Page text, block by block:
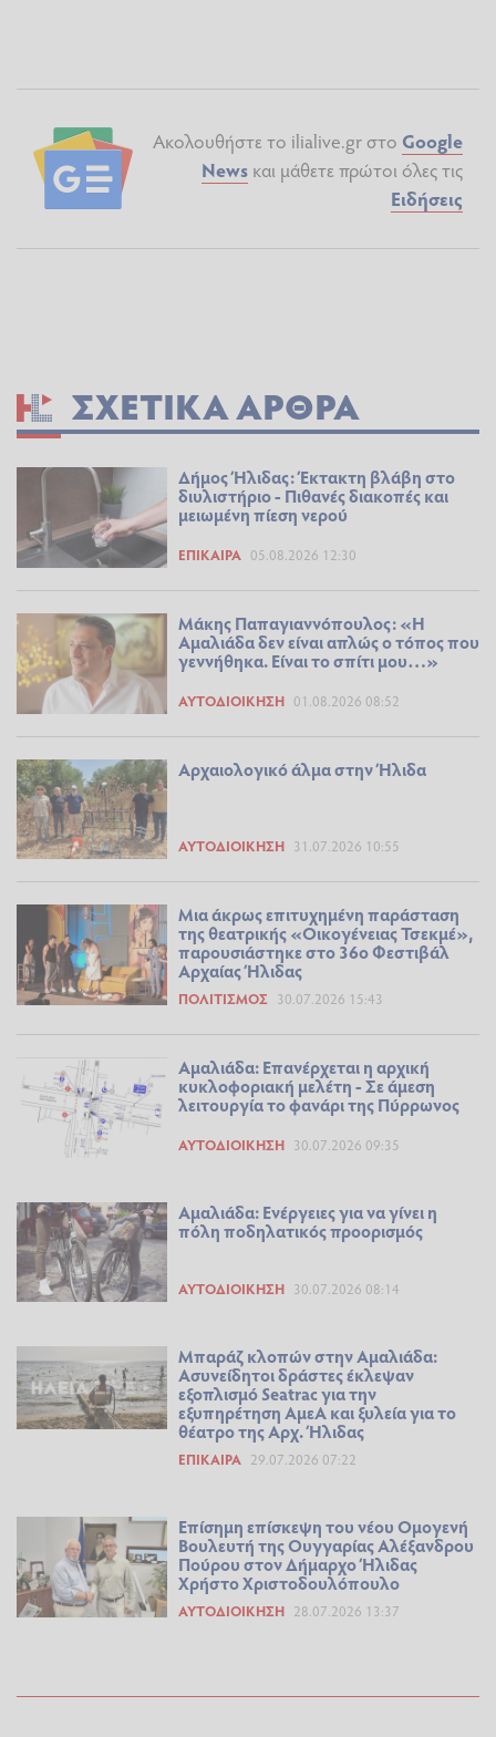
Ακολουθήστε το ilialive.gr στο Google
News και μάθετε πρώτοι όλες τις
Ειδήσεις
ΣΧΕΤΙΚΆ ΆΡΘΡΑ
Δήμος Ήλιδας: Έκτακτη βλάβη στο
διυλιστήριο - Πιθανές διακοπές και
μειωμένη πίεση νερού
ΕΠΊΚΑΙΡΑ 05.08.2026 12:30
Μάκης Παπαγιαννόπουλος: «Η
Αμαλιάδα δεν είναι απλώς ο τόπος που
γεννήθηκα. Είναι το σπίτι μου…»
ΑΥΤΟΔΙΟΊΚΗΣΗ 01.08.2026 08:52
Αρχαιολογικό άλμα στην Ήλιδα
ΑΥΤΟΔΙΟΊΚΗΣΗ 31.07.2026 10:55
Μια άκρως επιτυχημένη παράσταση
της θεατρικής «Οικογένειας Τσεκμέ»,
παρουσιάστηκε στο 36ο Φεστιβάλ
Αρχαίας Ήλιδας
ΠΟΛΙΤΙΣΜΌΣ 30.07.2026 15:43
Αμαλιάδα: Επανέρχεται η αρχική
κυκλοφοριακή μελέτη - Σε άμεση
λειτουργία το φανάρι της Πύρρωνος
ΑΥΤΟΔΙΟΊΚΗΣΗ 30.07.2026 09:35
Αμαλιάδα: Ενέργειες για να γίνει η
πόλη ποδηλατικός προορισμός
ΑΥΤΟΔΙΟΊΚΗΣΗ 30.07.2026 08:14
Μπαράζ κλοπών στην Αμαλιάδα:
Ασυνείδητοι δράστες έκλεψαν
εξοπλισμό Seatrac για την
εξυπηρέτηση ΑμεΑ και ξυλεία για το
θέατρο της Αρχ. Ήλιδας
ΕΠΊΚΑΙΡΑ 29.07.2026 07:22
Επίσημη επίσκεψη του νέου Ομογενή
Βουλευτή της Ουγγαρίας Αλέξανδρου
Πούρου στον Δήμαρχο Ήλιδας
Χρήστο Χριστοδουλόπουλο
ΑΥΤΟΔΙΟΊΚΗΣΗ 28.07.2026 13:37